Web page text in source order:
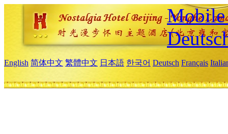
Mobile
English 简体中文 繁體中文 日本語 한국어 Deutsch Français